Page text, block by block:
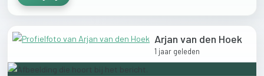
Arjan van den Hoek
1 jaar geleden